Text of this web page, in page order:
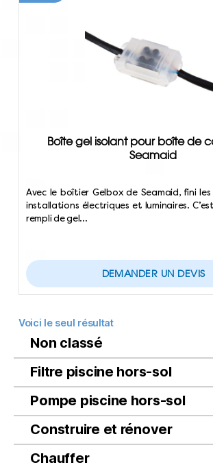
Boîte gel isolant pour boîte de
Seamaid
Avec le boîtier Gelbox de Seamaid, fini
installations électriques et luminaires.
rempli de gel…
DEMANDER UN DEVIS
Voici le seul résultat
Non classé
Filtre piscine hors-sol
Pompe piscine hors-sol
Construire et rénover
Chauffer